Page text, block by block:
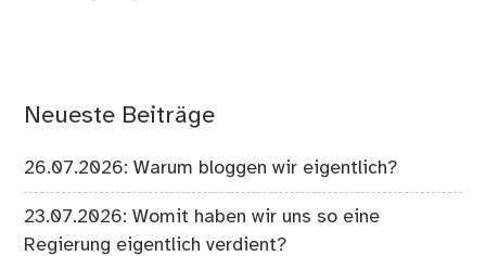
Neueste Beiträge
26.07.2026: Warum bloggen wir eigentlich?
23.07.2026: Womit haben wir uns so eine
Regierung eigentlich verdient?